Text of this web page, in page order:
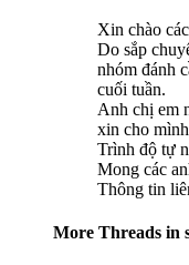
Xin chào
Do sắp
nhóm đánh
cuối tuần.
Anh chị em
xin cho
Trình độ tự
Mong các
Thông tin
More Threads in